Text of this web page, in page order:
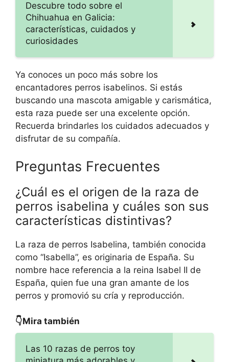
Descubre todo sobre el
Chihuahua en Galicia:
características, cuidados y
curiosidades
Ya conoces un poco más sobre los
encantadores perros isabelinos. Si estás
buscando una mascota amigable y carismática,
esta raza puede ser una excelente opción.
Recuerda brindarles los cuidados adecuados y
disfrutar de su compañía.
Preguntas Frecuentes
¿Cuál es el origen de la raza de
perros isabelina y cuáles son sus
características distintivas?
La raza de perros Isabelina, también conocida
como “Isabella”, es originaria de España. Su
nombre hace referencia a la reina Isabel II de
España, quien fue una gran amante de los
perros y promovió su cría y reproducción.
👇Mira también
Las 10 razas de perros toy